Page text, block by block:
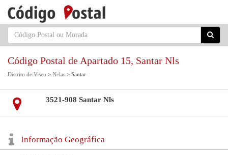
Código Postal de Apartado 15, Santar Nls
Distrito de Viseu > Nelas > Santar
3521-908 Santar Nls
Informação Geográfica